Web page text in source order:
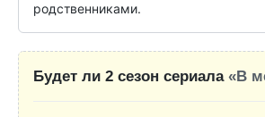
родственниками.
Будет ли 2 сезон сериала «В